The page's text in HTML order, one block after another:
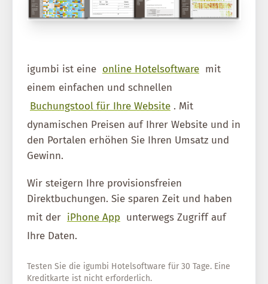
igumbi ist eine online Hotelsoftware mit
einem einfachen und schnellen
Buchungstool für Ihre Website . Mit
dynamischen Preisen auf Ihrer Website und in
den Portalen erhöhen Sie Ihren Umsatz und
Gewinn.
Wir steigern Ihre provisionsfreien
Direktbuchungen. Sie sparen Zeit und haben
mit der iPhone App unterwegs Zugriff auf
Ihre Daten.
Testen Sie die igumbi Hotelsoftware für 30 Tage. Eine
Kreditkarte ist nicht erforderlich.